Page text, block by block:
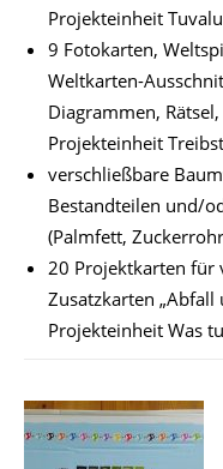
Projekteinheit Tuvalu
9 Fotokarten,
Weltkarten-
Diagrammen,
Projekteinheit
verschließbare
Bestandteilen und/
(Palmfett,
20 Projektkarten für
Zusatzkarten „Abfall
Projekteinheit Was